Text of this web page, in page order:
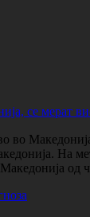
се мерат
На
од